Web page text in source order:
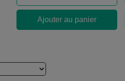
Ajouter au panier